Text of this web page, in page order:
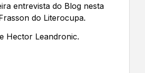
entrevista do Blog nesta
do Literocupa.
Hector Leandronic.